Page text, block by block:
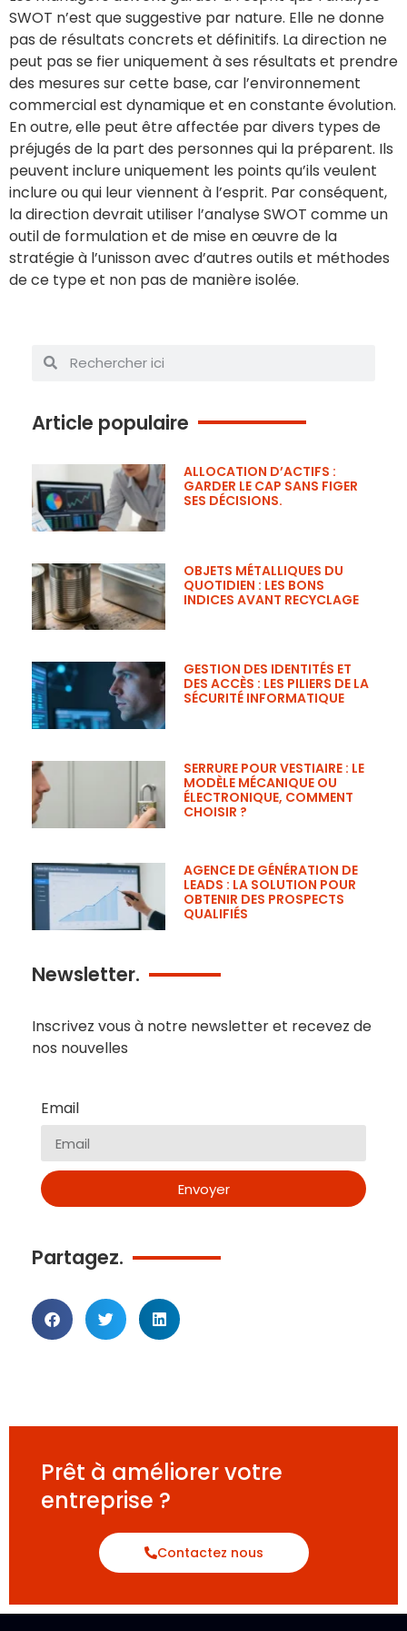
SWOT n’est que suggestive par nature. Elle ne donne
pas de résultats concrets et définitifs. La direction ne
peut pas se fier uniquement à ses résultats et prendre
des mesures sur cette base, car l’environnement
commercial est dynamique et en constante évolution.
En outre, elle peut être affectée par divers types de
préjugés de la part des personnes qui la préparent. Ils
peuvent inclure uniquement les points qu’ils veulent
inclure ou qui leur viennent à l’esprit. Par conséquent,
la direction devrait utiliser l’analyse SWOT comme un
outil de formulation et de mise en œuvre de la
stratégie à l’unisson avec d’autres outils et méthodes
de ce type et non pas de manière isolée.
shop
high
quality
https://
the
best
https://
in
the
world
is
most
likely
the
firstly
to
earn
Article populaire
ALLOCATION D’ACTIFS :
GARDER LE CAP SANS FIGER
SES DÉCISIONS.
OBJETS MÉTALLIQUES DU
QUOTIDIEN : LES BONS
INDICES AVANT RECYCLAGE
GESTION DES IDENTITÉS ET
DES ACCÈS : LES PILIERS DE LA
SÉCURITÉ INFORMATIQUE
SERRURE POUR VESTIAIRE : LE
MODÈLE MÉCANIQUE OU
ÉLECTRONIQUE, COMMENT
CHOISIR ?
AGENCE DE GÉNÉRATION DE
LEADS : LA SOLUTION POUR
OBTENIR DES PROSPECTS
QUALIFIÉS
Newsletter.
Inscrivez vous à notre newsletter et recevez de
nos nouvelles
Email
Envoyer
Partagez.
Prêt à améliorer votre
entreprise ?
Contactez nous